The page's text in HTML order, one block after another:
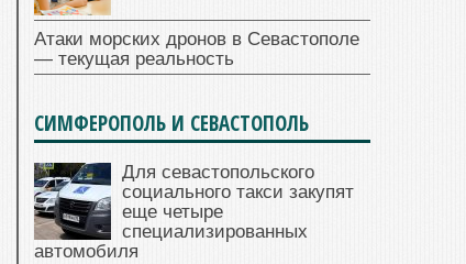
Атаки морских дронов в Севастополе
— текущая реальность
СИМФЕРОПОЛЬ И СЕВАСТОПОЛЬ
Для севастопольского
социального такси закупят
еще четыре
специализированных
автомобиля